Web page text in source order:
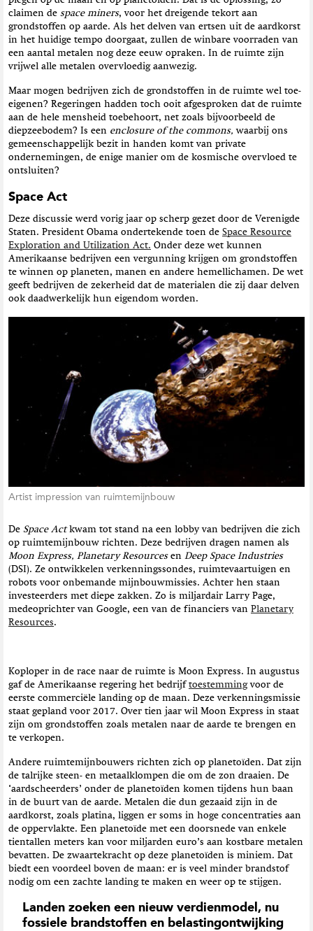
claimen de space miners, voor het dreigende tekort aan
grondstoffen op aarde. Als het delven van ertsen uit de aardkorst
in het huidige tempo doorgaat, zullen de winbare voorraden van
een aantal metalen nog deze eeuw opraken. In de ruimte zijn
vrijwel alle metalen overvloedig aanwezig.
Maar mogen bedrijven zich de grondstoffen in de ruimte wel toe-
eigenen? Regeringen hadden toch ooit afgesproken dat de ruimte
aan de hele mensheid toebehoort, net zoals bijvoorbeeld de
diepzeebodem? Is een enclosure of the commons, waarbij ons
gemeenschappelijk bezit in handen komt van private
ondernemingen, de enige manier om de kosmische overvloed te
ontsluiten?
Space Act
Deze discussie werd vorig jaar op scherp gezet door de Verenigde
Staten. President Obama ondertekende toen de Space Resource
Exploration and Utilization Act. Onder deze wet kunnen
Amerikaanse bedrijven een vergunning krijgen om grondstoffen
te winnen op planeten, manen en andere hemellichamen. De wet
geeft bedrijven de zekerheid dat de materialen die zij daar delven
ook daadwerkelijk hun eigendom worden.
Artist impression van ruimtemijnbouw
De Space Actkwam tot stand na een lobby van bedrijven die zich
op ruimtemijnbouw richten. Deze bedrijven dragen namen als
Moon Express, Planetary Resources en Deep Space Industries
(DSI). Ze ontwikkelen verkenningssondes, ruimtevaartuigen en
robots voor onbemande mijnbouwmissies. Achter hen staan
investeerders met diepe zakken. Zo is miljardair Larry Page,
medeoprichter van Google, een van de financiers van Planetary
Resources.
Koploper in de race naar de ruimte is Moon Express. In augustus
gaf de Amerikaanse regering het bedrijftoestemmingvoor de
eerste commerciële landing op de maan. Deze verkenningsmissie
staat gepland voor 2017. Over tien jaar wil Moon Express in staat
zijn om grondstoffen zoals metalen naar de aarde te brengen en
te verkopen.
Andere ruimtemijnbouwers richten zich op planetoïden. Dat zijn
de talrijke steen- en metaalklompen die om de zon draaien. De
‘aardscheerders’ onder de planetoïden komen tijdens hun baan
in de buurt van de aarde. Metalen die dun gezaaid zijn in de
aardkorst, zoals platina, liggen er soms in hoge concentraties aan
de oppervlakte. Een planetoïde met een doorsnede van enkele
tientallen meters kan voor miljarden euro’s aan kostbare metalen
bevatten. De zwaartekracht op deze planetoïden is miniem. Dat
biedt een voordeel boven de maan: er is veel minder brandstof
nodig om een zachte landing te maken en weer op te stijgen.
Landen zoeken een nieuw verdienmodel, nu
fossiele brandstoffen en belastingontwijking